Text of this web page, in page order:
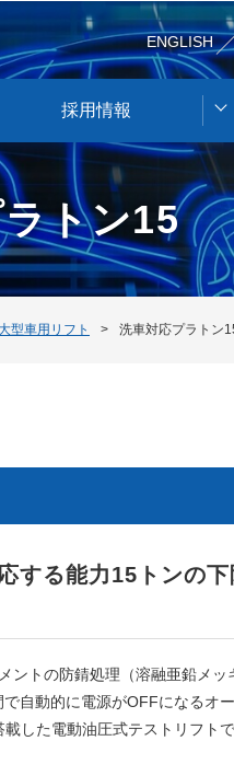
ENGLISH
採用情報
トン15
大型車用リフト 洗車対応プラトン
する能力15トンの
ントの防錆処理（溶融亜鉛メッ
自動的に電源がOFFになるオ
した電動油圧式テストリフト